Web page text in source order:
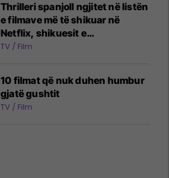
Thrilleri spanjoll ngjitet në listën
e filmave më të shikuar në
Netflix, shikuesit e
përshkruajnë atë si "më të
TV / Film
10 filmat që nuk duhen humbur
gjatë gushtit
TV / Film